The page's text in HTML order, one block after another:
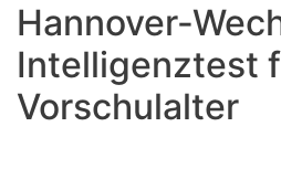
Hannover-
Intelligenztest
Vorschulalter